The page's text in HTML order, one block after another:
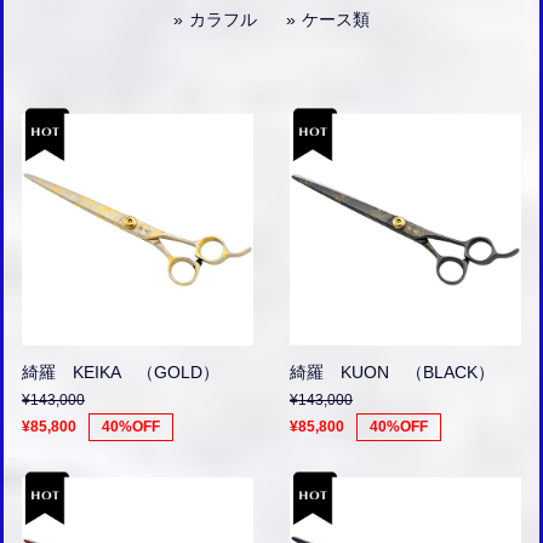
カラフル ケース類
綺羅 KEIKA （GOLD）
¥143,000
¥85,800
40%OFF
綺羅 KUON （BLACK）
¥143,000
¥85,800
40%OFF